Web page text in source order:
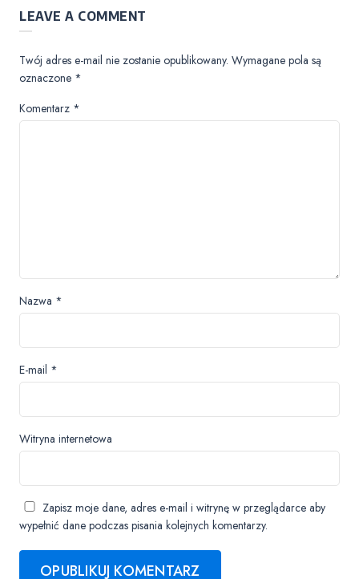
LEAVE A COMMENT
Twój adres e-mail nie zostanie opublikowany. Wymagane pola są
oznaczone *
Komentarz *
Nazwa *
E-mail *
Witryna internetowa
Zapisz moje dane, adres e-mail i witrynę w przeglądarce aby
wypełnić dane podczas pisania kolejnych komentarzy.